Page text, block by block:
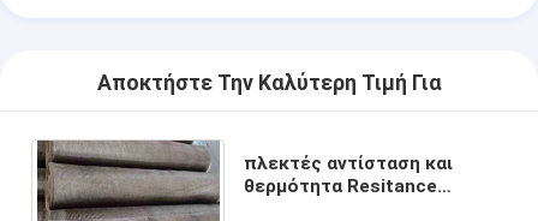
Αποκτήστε Την Καλύτερη Τιμή Για
πλεκτές αντίσταση και
θερμότητα Resitance